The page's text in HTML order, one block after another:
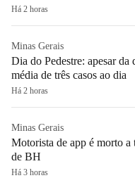
Há 2 horas
Minas Gerais
Dia do Pedestre: apesar
média de três casos ao dia
Há 2 horas
Minas Gerais
Motorista de app é morto a
de BH
Há 3 horas